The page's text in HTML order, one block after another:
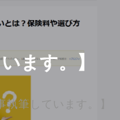
ます。】
執筆しています。】